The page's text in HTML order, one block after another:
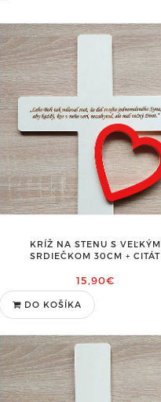
KRÍŽ NA STENU S VEĽKÝM
SRDIEČKOM 30CM + CITÁT
15,90€
DO KOŠÍKA